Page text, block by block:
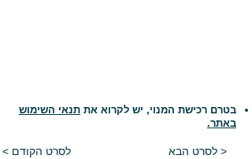
בטרם רכישת המנוי, יש לקרוא את תנאי השימוש
באתר.
< לסרט הקודם לסרט הבא >